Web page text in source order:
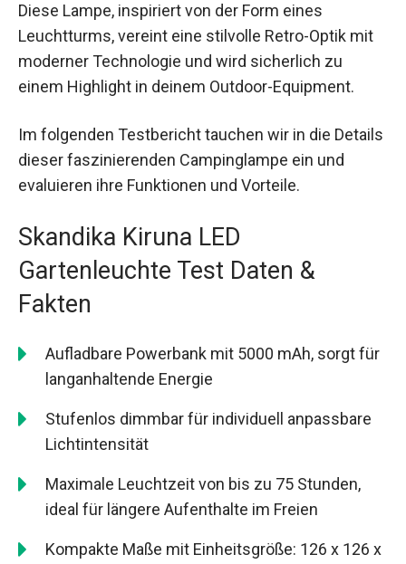
Diese Lampe, inspiriert von der Form eines
Leuchtturms, vereint eine stilvolle Retro-Optik mit
moderner Technologie und wird sicherlich zu
einem Highlight in deinem Outdoor-Equipment.
Im folgenden Testbericht tauchen wir in die Details
dieser faszinierenden Campinglampe ein und
evaluieren ihre Funktionen und Vorteile.
Skandika Kiruna LED
Gartenleuchte Test Daten &
Fakten
Aufladbare Powerbank mit 5000 mAh, sorgt für
langanhaltende Energie
Stufenlos dimmbar für individuell anpassbare
Lichtintensität
Maximale Leuchtzeit von bis zu 75 Stunden,
ideal für längere Aufenthalte im Freien
Kompakte Maße mit Einheitsgröße: 126 x 126 x